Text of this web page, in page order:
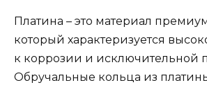
Платина – это материал
который характеризуется
к коррозии и исключительной
Обручальные кольца из